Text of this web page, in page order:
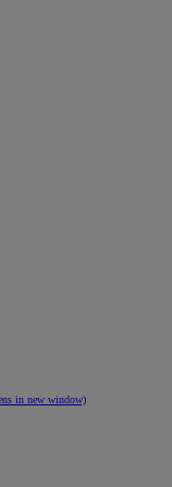
in new window)